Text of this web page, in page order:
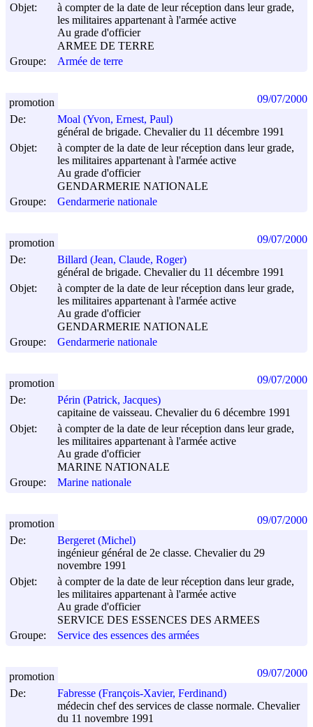
Objet:
à compter de la date de leur réception dans leur grade,
les militaires appartenant à l'armée active
Au grade d'officier
ARMEE DE TERRE
Groupe:
Armée de terre
De:
Moal (Yvon, Ernest, Paul)
général de brigade. Chevalier du 11 décembre 1991
Objet:
à compter de la date de leur réception dans leur grade,
les militaires appartenant à l'armée active
Au grade d'officier
GENDARMERIE NATIONALE
Groupe:
Gendarmerie nationale
promotion 09/07/2000
De:
Billard (Jean, Claude, Roger)
général de brigade. Chevalier du 11 décembre 1991
Objet:
à compter de la date de leur réception dans leur grade,
les militaires appartenant à l'armée active
Au grade d'officier
GENDARMERIE NATIONALE
Groupe:
Gendarmerie nationale
promotion 09/07/2000
De:
Périn (Patrick, Jacques)
capitaine de vaisseau. Chevalier du 6 décembre 1991
Objet:
à compter de la date de leur réception dans leur grade,
les militaires appartenant à l'armée active
Au grade d'officier
MARINE NATIONALE
Groupe:
Marine nationale
promotion 09/07/2000
De:
Bergeret (Michel)
ingénieur général de 2e classe. Chevalier du 29
novembre 1991
Objet:
à compter de la date de leur réception dans leur grade,
les militaires appartenant à l'armée active
Au grade d'officier
SERVICE DES ESSENCES DES ARMEES
Groupe:
Service des essences des armées
promotion 09/07/2000
De:
Fabresse (François-Xavier, Ferdinand)
médecin chef des services de classe normale. Chevalier
du 11 novembre 1991
promotion 09/07/2000